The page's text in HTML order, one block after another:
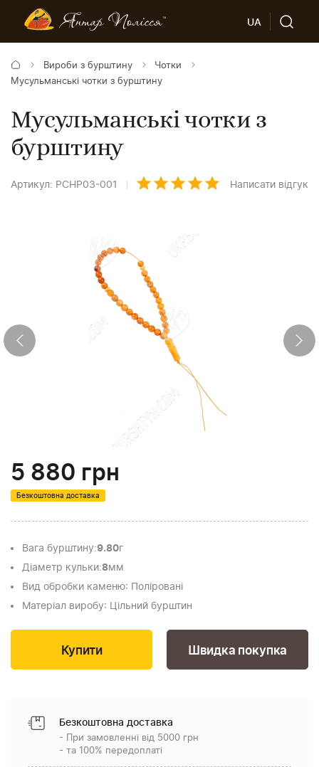
UA
Вироби з бурштину
Чотки
Мусульманські чотки з бурштину
Мусульманські чотки з
бурштину
Артикул: PCHP03-001 Написати відгук
5 880 грн
Безкоштовна доставка
Вага бурштину:9.80г
Діаметр кульки:8мм
Вид обробки каменю: Поліровані
Матеріал виробу: Цільний бурштин
Швидка покупка
Безкоштовна доставка
- При замовленні від 5000 грн
- та 100% передоплаті